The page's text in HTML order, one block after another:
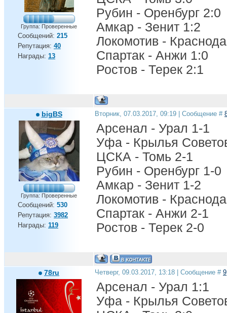
Группа: Проверенные
Сообщений: 215
Репутация: 40
Награды: 13
Рубин - Оренбург 2:0
Амкар - Зенит 1:2
Локомотив -
Спартак - Анжи 1:0
Ростов - Терек 2:1
bigBS
Группа: Проверенные
Сообщений: 530
Репутация: 3982
Награды: 119
Вторник, 07.03.2017, 09:19 | Сообщение #
Арсенал - Урал 1-1
Уфа - Крылья
ЦСКА - Томь 2-1
Рубин - Оренбург 1-0
Амкар - Зенит 1-2
Локомотив -
Спартак - Анжи 2-1
Ростов - Терек 2-0
78ru Четверг, 09.03.2017, 13:18 | Сообщение # 9
Арсенал - Урал 1:1
Уфа - Крылья